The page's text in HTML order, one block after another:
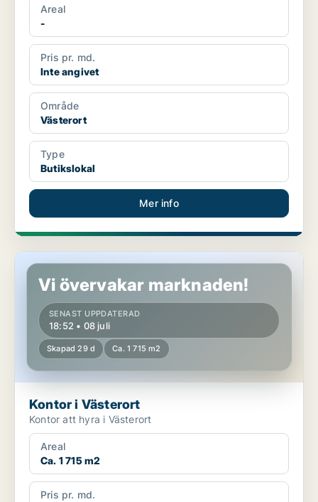
Areal
-
Pris pr. md.
Inte angivet
Område
Västerort
Type
Butikslokal
Mer info
Kontor i Västerort
Vi övervakar marknaden!
SENAST UPPDATERAD
18:52 • 08 juli
Skapad 29 d Ca. 1 715 m2
Kontor i Västerort
Kontor att hyra i Västerort
Areal
Ca. 1 715 m2
Pris pr. md.